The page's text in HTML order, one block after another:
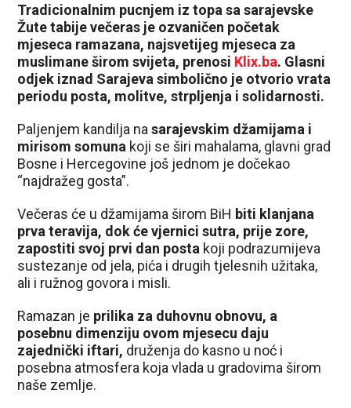
Tradicionalnim pucnjem iz topa sa sarajevske
Žute tabije večeras je ozvaničen početak
mjeseca ramazana, najsvetijeg mjeseca za
muslimane širom svijeta, prenosi Klix.ba. Glasni
odjek iznad Sarajeva simbolično je otvorio vrata
periodu posta, molitve, strpljenja i solidarnosti.
Paljenjem kandilja nasarajevskim džamijama i
mirisom somuna koji se širi mahalama, glavni grad
Bosne i Hercegovine još jednom je dočekao
“najdražeg gosta”.
Večeras će u džamijama širom BiH biti klanjana
prva teravija, dok će vjernici sutra, prije zore,
zapostiti svoj prvi dan posta koji podrazumijeva
sustezanje od jela, pića i drugih tjelesnih užitaka,
ali i ružnog govora i misli.
Ramazan je prilika za duhovnu obnovu, a
posebnu dimenziju ovom mjesecu daju
zajednički iftari, druženja do kasno u noć i
posebna atmosfera koja vlada u gradovima širom
naše zemlje.